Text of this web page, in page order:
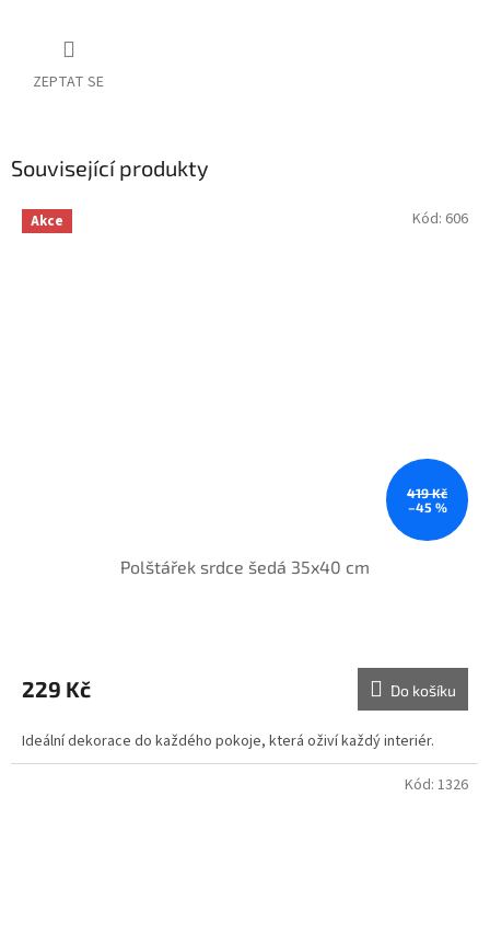
ZEPTAT SE
Související produkty
Akce
419 Kč
–45 %
Polštářek srdce šedá 35x40 cm
229 Kč Do košíku
Ideální dekorace do každého pokoje, která oživí každý interiér.
Kód: 606
Kód: 1326